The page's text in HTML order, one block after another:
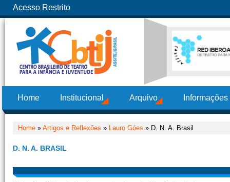
Acesso Restrito
Home Institucional Arquivo
Home » Artigos e Reflexões » Lauro Góes » D. N. A. Brasil
D. N. A. BRASIL